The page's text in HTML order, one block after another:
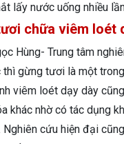
lấy nước uống nhiều
chữa viêm loét
Hùng- Trung tâm
thì gừng tươi là một
viêm loét dạy dày
khác nhờ có tác dụng
cứu hiện đại